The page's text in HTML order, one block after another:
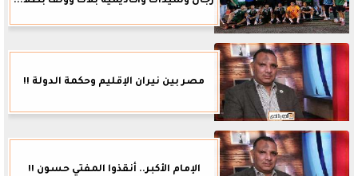
مصر بين نيران الإقليم وحكمة الدولة !!
الإمام الأكبر.. أنقذوا المفتي حسون !!